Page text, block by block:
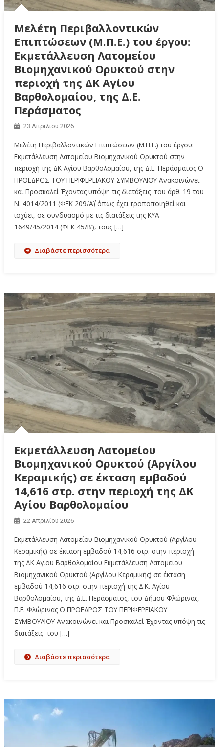
Μελέτη Περιβαλλοντικών
Επιπτώσεων (Μ.Π.Ε.) του έργου:
Εκμετάλλευση Λατομείου
Βιομηχανικού Ορυκτού στην
περιοχή της ΔΚ Αγίου
Βαρθολομαίου, της Δ.Ε.
Περάσματος
23 Απριλίου 2026
Μελέτη Περιβαλλοντικών Επιπτώσεων (Μ.Π.Ε.) του έργου:
Εκμετάλλευση Λατομείου Βιομηχανικού Ορυκτού στην
περιοχή της ΔΚ Αγίου Βαρθολομαίου, της Δ.Ε. Περάσματος Ο
ΠΡΟΕΔΡΟΣ ΤΟΥ ΠΕΡΙΦΕΡΕΙΑΚΟΥ ΣΥΜΒΟΥΛΙΟΥ Ανακοινώνει
και Προσκαλεί Έχοντας υπόψη τις διατάξεις του άρθ. 19 του
Ν. 4014/2011 (ΦΕΚ 209/Α΄) όπως έχει τροποποιηθεί και
ισχύει, σε συνδυασμό με τις διατάξεις της ΚΥΑ
1649/45/2014 (ΦΕΚ 45/Β’), τους […]
Διαβάστε περισσότερα
Εκμετάλλευση Λατομείου
Βιομηχανικού Ορυκτού (Αργίλου
Κεραμικής) σε έκταση εμβαδού
14,616 στρ. στην περιοχή της ΔΚ
Αγίου Βαρθολομαίου
22 Απριλίου 2026
Εκμετάλλευση Λατομείου Βιομηχανικού Ορυκτού (Αργίλου
Κεραμικής) σε έκταση εμβαδού 14,616 στρ. στην περιοχή
της ΔΚ Αγίου Βαρθολομαίου Εκμετάλλευση Λατομείου
Βιομηχανικού Ορυκτού (Αργίλου Κεραμικής) σε έκταση
εμβαδού 14,616 στρ. στην περιοχή της Δ.Κ. Αγίου
Βαρθολομαίου, της Δ.Ε. Περάσματος, του Δήμου Φλώρινας,
Π.Ε. Φλώρινας Ο ΠΡΟΕΔΡΟΣ ΤΟΥ ΠΕΡΙΦΕΡΕΙΑΚΟΥ
ΣΥΜΒΟΥΛΙΟΥ Ανακοινώνει και Προσκαλεί Έχοντας υπόψη τις
διατάξεις του […]
Διαβάστε περισσότερα